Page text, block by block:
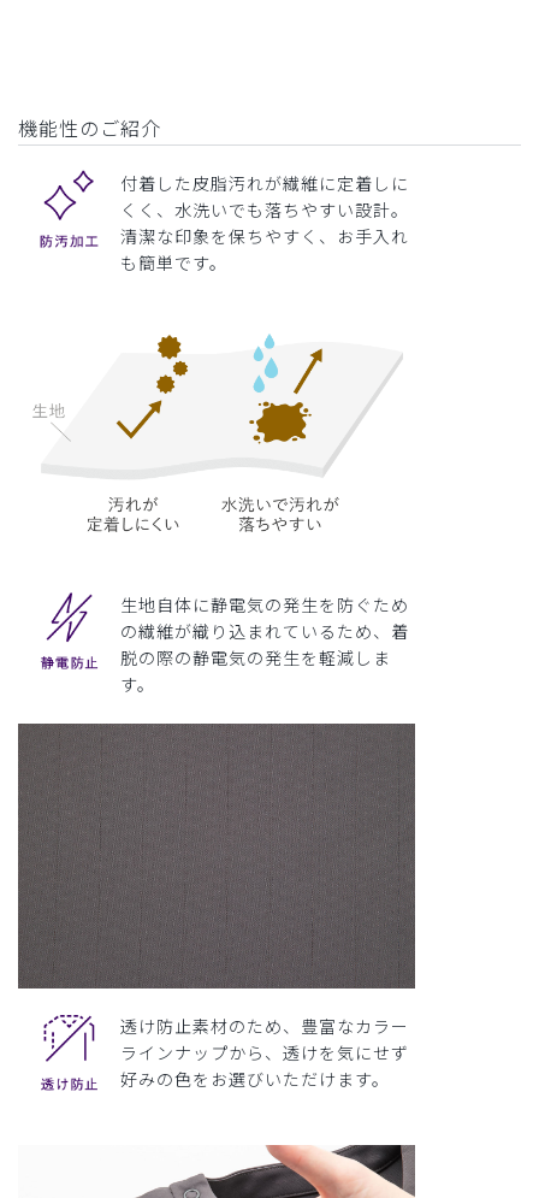
機能性のご紹介
付着した皮脂汚れが繊維に定着しに
くく、水洗いでも落ちやすい設計。
清潔な印象を保ちやすく、お手入れ
も簡単です。
生地自体に静電気の発生を防ぐため
の繊維が織り込まれているため、着
脱の際の静電気の発生を軽減しま
す。
透け防止素材のため、豊富なカラー
ラインナップから、透けを気にせず
好みの色をお選びいただけます。